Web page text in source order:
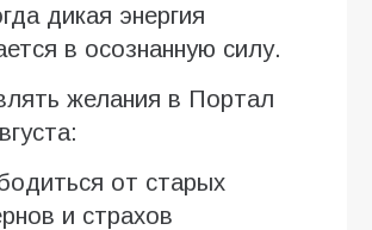
дикая энергия
в осознанную силу.
желания в Портал
от старых
и страхов